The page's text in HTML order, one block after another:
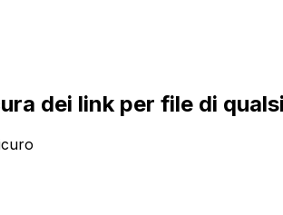
dei link per file di